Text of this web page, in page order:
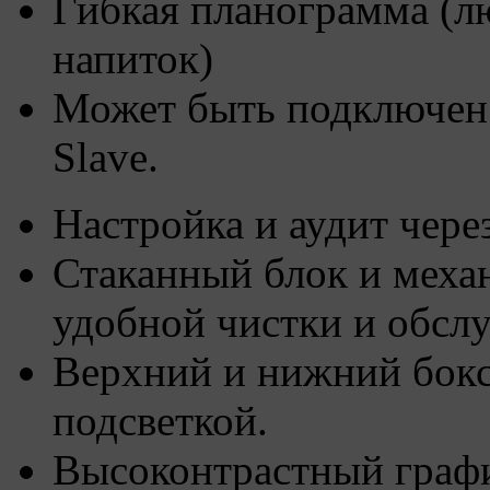
напиток)
Может быть
Slave.
Настройка и аудит
Стаканный блок и
удобной чистки и
Верхний и нижний
подсветкой.
Высоконтрастный